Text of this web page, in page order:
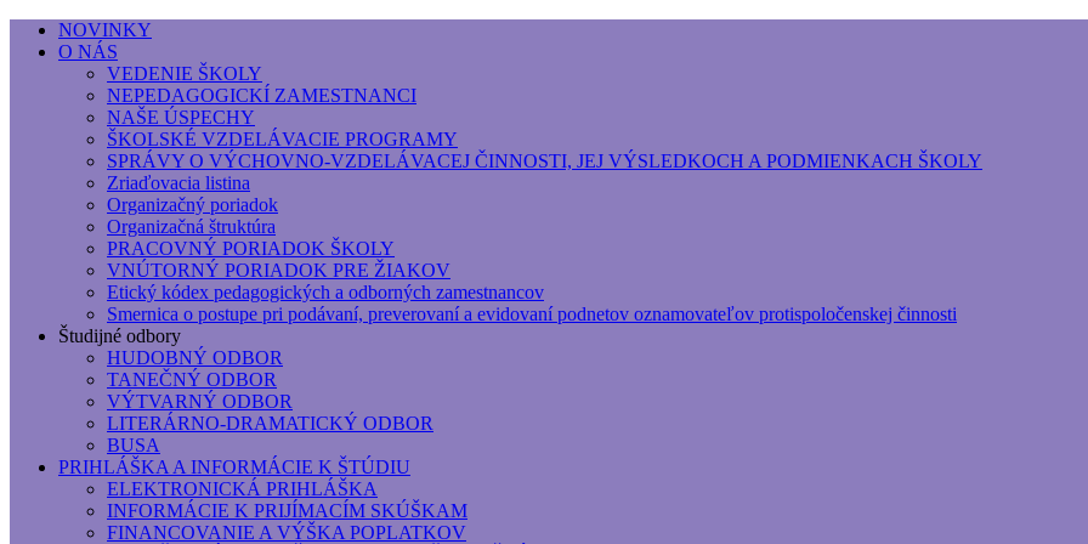
Základná umelecká škola, Hálkova
Základná umelecká škola, Hálkova 56, Bratislava - rozpočtová organizácia Hlavného mesta Slovenskej
NOVINKY
O NÁS
VEDENIE ŠKOLY
NEPEDAGOGICKÍ ZAMESTNANCI
NAŠE ÚSPECHY
ŠKOLSKÉ VZDELÁVACIE PROGRAMY
SPRÁVY O VÝCHOVNO-VZDELÁVACEJ ČINNOSTI, JEJ VÝSLEDKOCH A PODMIENKACH ŠKOLY
Zriaďovacia listina
Organizačný poriadok
Organizačná štruktúra
PRACOVNÝ PORIADOK ŠKOLY
VNÚTORNÝ PORIADOK PRE ŽIAKOV
Etický kódex pedagogických a odborných zamestnancov
Smernica o postupe pri podávaní, preverovaní a evidovaní podnetov oznamovateľov protispoločenskej činnosti
Študijné odbory
HUDOBNÝ ODBOR
TANEČNÝ ODBOR
VÝTVARNÝ ODBOR
LITERÁRNO-DRAMATICKÝ ODBOR
BUSA
PRIHLÁŠKA A INFORMÁCIE K ŠTÚDIU
ELEKTRONICKÁ PRIHLÁŠKA
INFORMÁCIE K PRIJÍMACÍM SKÚŠKAM
FINANCOVANIE A VÝŠKA POPLATKOV